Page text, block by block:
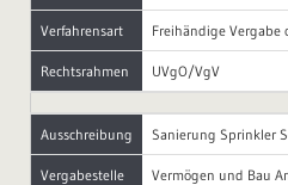
Verfahrensart Freihändige Vergabe
Rechtsrahmen UVgO/VgV
Ausschreibung Sanierung Sprinkler
Vergabestelle Vermögen und Bau